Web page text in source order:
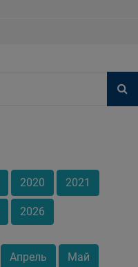
2020 2021
2026
Апрель Май